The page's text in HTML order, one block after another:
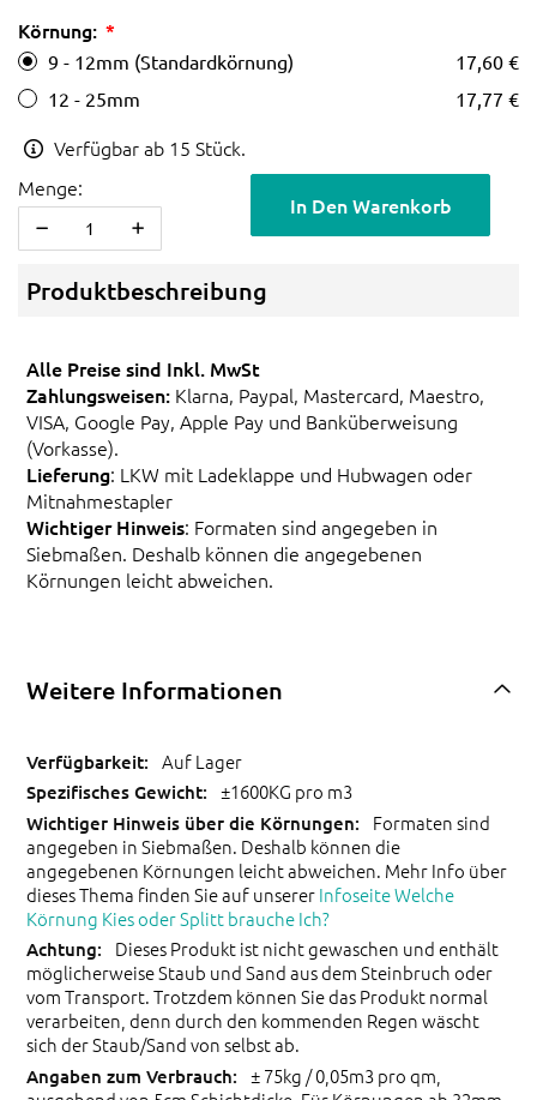
Körnung:
9 - 12mm (Standardkörnung)
17,60 €
12 - 25mm
17,77 €
Verfügbar ab 15 Stück.
Menge:
In Den Warenkorb
Produktbeschreibung
Alle Preise sind Inkl. MwSt
Zahlungsweisen: Klarna, Paypal, Mastercard, Maestro,
VISA, Google Pay, Apple Pay und Banküberweisung
(Vorkasse).
Lieferung: LKW mit Ladeklappe und Hubwagen oder
Mitnahmestapler
Wichtiger Hinweis: Formaten sind angegeben in
Siebmaßen. Deshalb können die angegebenen
Körnungen leicht abweichen.
Weitere Informationen
Auf Lager
±1600KG pro m3
Formaten sind
angegeben in Siebmaßen. Deshalb können die
angegebenen Körnungen leicht abweichen. Mehr Info über
dieses Thema finden Sie auf unsererInfoseite Welche
Körnung Kies oder Splitt brauche Ich?
Dieses Produkt ist nicht gewaschen und enthält
möglicherweise Staub und Sand aus dem Steinbruch oder
vom Transport. Trotzdem können Sie das Produkt normal
verarbeiten, denn durch den kommenden Regen wäscht
sich der Staub/Sand von selbst ab.
± 75kg / 0,05m3 pro qm,